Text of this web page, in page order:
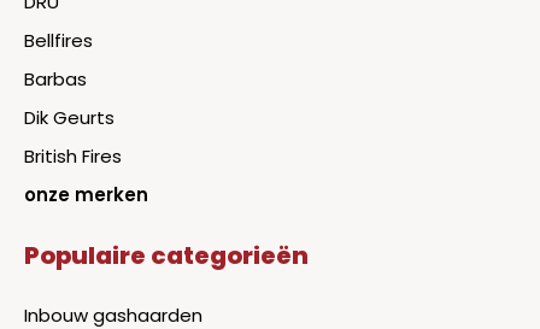
Bellfires
Barbas
Dik Geurts
British Fires
onze merken
Populaire categorieën
Inbouw gashaarden